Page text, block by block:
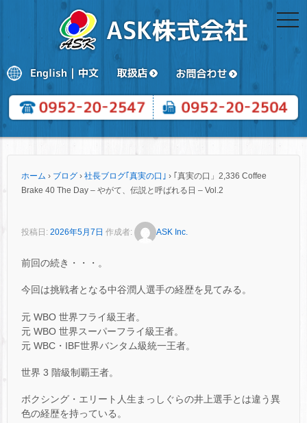
ホーム › ブログ › 社長ブログ｢真実の口｣ › ｢真実の口」2,336 Coffee
Brake 40 The Day – やがて、伝説と呼ばれる日 – Vol.2
投稿日: 2026年5月7日 作成者: ASK Inc.
前回の続き・・・。
今回は挑戦者となる中谷潤人選手の経歴を見てみる。
元 WBO 世界フライ級王者。
元 WBO 世界スーパーフライ級王者。
元 WBC・IBF世界バンタム級統一王者。
世界 3 階級制覇王者。
ボクシング・エリート人生まっしぐらの井上選手とは違う異
色の経歴を持っている。